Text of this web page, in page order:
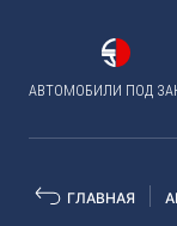
АВТОМОБИЛИ ПОД
ГЛАВНАЯ